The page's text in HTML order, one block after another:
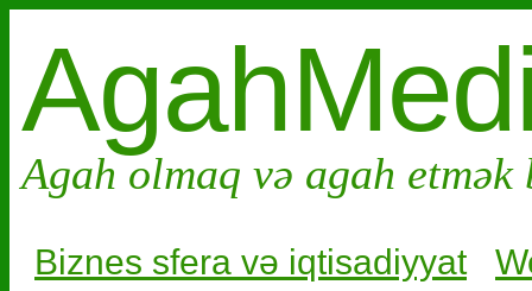
Agah olmaq və agah
Biznes sfera və iqtisadiyyat